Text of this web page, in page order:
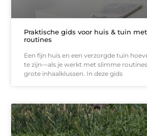
Praktische gids voor huis & tuin
routines
Een fijn huis en een verzorgde tuin
te zijn—als je werkt met slimme
grote inhaalklussen. In deze gids